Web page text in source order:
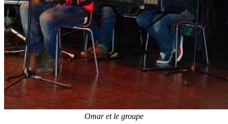
Omar et le groupe